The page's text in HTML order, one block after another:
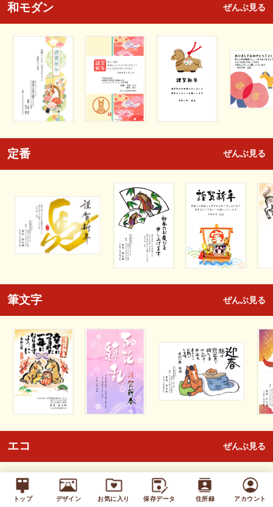
トップ デザイン お気に入り 保存データ 住所録 アカウント
和モダン ぜんぶ見る
定番 ぜんぶ見る
筆文字 ぜんぶ見る
エコ ぜんぶ見る